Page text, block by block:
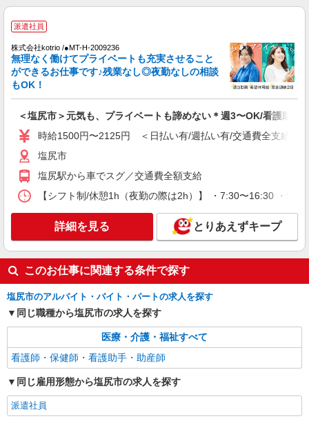
キープ 詳細を見る
株式会社kotrio /●MT-H-1876230
ほんわかした雰囲気＊デイサービスの看護
時給2000円〜2500円＜交通費全額支給(ガソリ
ン代含む)/日払い可/週払い可＞
派遣社員
株式会社kotrio /●MT-H-1977416
≪塩尻市／看護助手≫子育て世代活躍中！働き
やすい環境♪
時給1500円〜2125円 ＜日払い有/週払い有/交
通費全支給(ガソリン代含む)＞
塩尻市
キープ
株式会社kotrio /●MT-H-2086577
高収入を目指したい方必見！未経験でも日収
1.1万〜可！看護助手
通費全支給(ガソリン代含む)＞
派遣社員
株式会社kotrio /●MT-H-2009236
無理なく働けてプライベートも充実させること
ができるお仕事です♪残業なし◎夜勤なしの相談
もOK！
＜塩尻市＞元気も、プライベートも諦めない＊週3〜OK/看護助手
時給1500円〜2125円 ＜日払い有/週払い有/交通費全支給(ガ
塩尻市
塩尻駅から車でスグ／交通費全額支給
【シフト制/休憩1h（夜勤の際は2h）】 ・7:30〜16:30 ・
詳細を見る とりあえずキープ
このお仕事に関連する条件で探す
塩尻市のアルバイト・バイト・パートの求人を探す
同じ職種から塩尻市の求人を探す
医療・介護・福祉すべて
看護師・保健師・看護助手・助産師
同じ雇用形態から塩尻市の求人を探す
派遣社員